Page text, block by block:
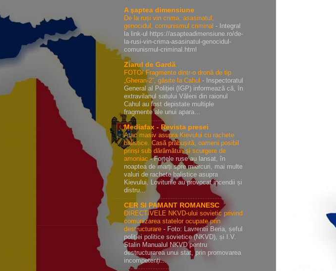
A şaptea dimensiune
De la ruși vin crima, asasinatul,
genocidul, comunismul criminal - Integral
la link-ul https://asapteadimensiune.ro/de-
la-rusi-vin-crima-asasinatul-genocidul-
comunismul-criminal.html
Ziarul de Gardă
FOTO/ Fragmente dintr-o dronă de tip
„Gheran-2”, găsite la Cahul - Inspectoratul
General al Poliției (IGP) informează că, în
extravilanul satului Văleni din raionul
Cahul au fost depistate multiple
fragmente ale unui apara...
Mediafax - Revista presei
Atac masiv asupra Kievului cu rachete
balistice. Casă prăbușită, oameni posibil
prinși sub dărâmături și scurgere de
amoniac-Forțele ruse au lansat, în
noaptea de marți spre miercuri, mai multe
valuri de rachete balistice asupra
Kievului. Loviturile au provocat incendii și
distru...
CER SI PAMANT ROMANESC
DIRECTIVELE NKVD-ului sovietic privind
comunizarea statelor ocupate prin
destructurare - Foto: Lavrentii Beria, șeful
poliției politice sovietice (NKVD), și I.V.
Stalin Manualul NKVD pentru
destructurarea unui stat, prin promovarea
incompetenți...